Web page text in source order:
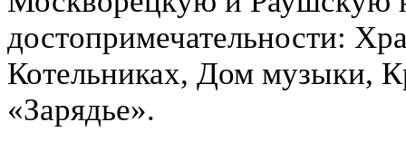
достопримечательности:
Котельниках, Дом музыки,
«Зарядье».